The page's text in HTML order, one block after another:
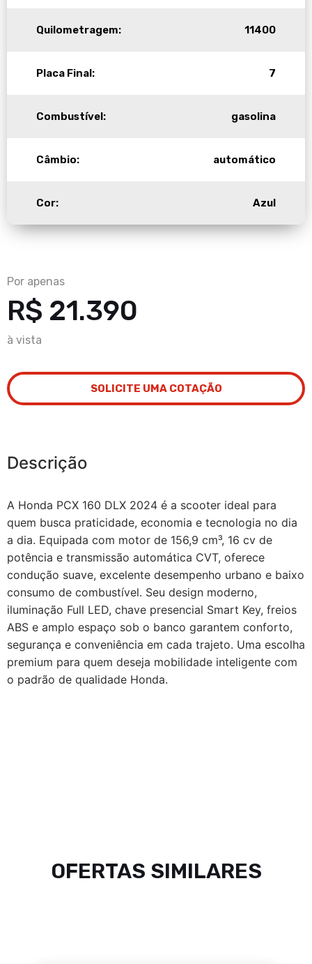
Quilometragem: 11400
Placa Final: 7
Combustível: gasolina
Câmbio: automático
Cor: Azul
Por apenas
R$ 21.390
à vista
SOLICITE UMA COTAÇÃO
Descrição
A Honda PCX 160 DLX 2024 é a scooter ideal para
quem busca praticidade, economia e tecnologia no dia
a dia. Equipada com motor de 156,9 cm³, 16 cv de
potência e transmissão automática CVT, oferece
condução suave, excelente desempenho urbano e baixo
consumo de combustível. Seu design moderno,
iluminação Full LED, chave presencial Smart Key, freios
ABS e amplo espaço sob o banco garantem conforto,
segurança e conveniência em cada trajeto. Uma escolha
premium para quem deseja mobilidade inteligente com
o padrão de qualidade Honda.
OFERTAS SIMILARES